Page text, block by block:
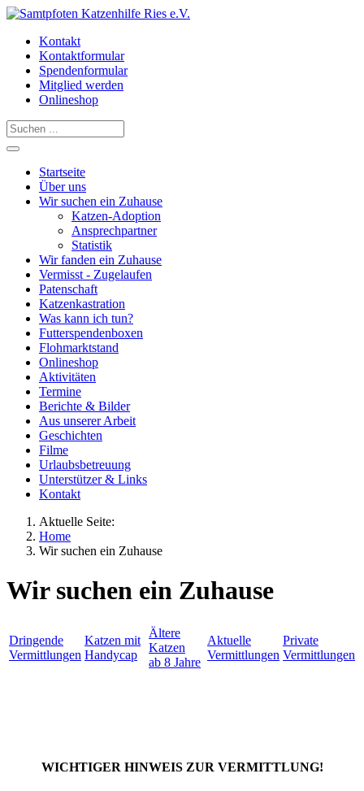
Kontakt
Kontaktformular
Spendenformular
Mitglied werden
Onlineshop
Startseite
Über uns
Wir suchen ein Zuhause
Katzen-Adoption
Ansprechpartner
Statistik
Wir fanden ein Zuhause
Vermisst - Zugelaufen
Patenschaft
Katzenkastration
Was kann ich tun?
Futterspendenboxen
Flohmarktstand
Onlineshop
Aktivitäten
Termine
Berichte & Bilder
Aus unserer Arbeit
Geschichten
Filme
Urlaubsbetreuung
Unterstützer & Links
Kontakt
Aktuelle Seite:
Home
Wir suchen ein Zuhause
Wir suchen ein Zuhause
Dringende
Vermittlungen
Katzen mit
Handycap
Ältere
Katzen
ab 8 Jahre
Aktuelle
Vermittlungen
Private
Vermittlungen
WICHTIGER HINWEIS ZUR VERMITTLUNG!